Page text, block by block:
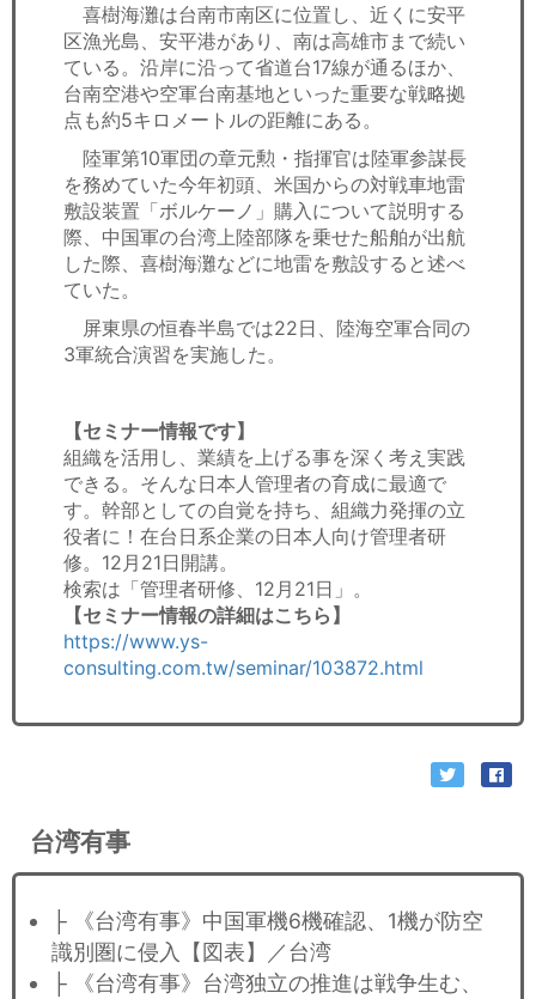
喜樹海灘は台南市南区に位置し、近くに安平
区漁光島、安平港があり、南は高雄市まで続い
ている。沿岸に沿って省道台17線が通るほか、
台南空港や空軍台南基地といった重要な戦略拠
点も約5キロメートルの距離にある。
陸軍第10軍団の章元勲・指揮官は陸軍参謀長
を務めていた今年初頭、米国からの対戦車地雷
敷設装置「ボルケーノ」購入について説明する
際、中国軍の台湾上陸部隊を乗せた船舶が出航
した際、喜樹海灘などに地雷を敷設すると述べ
ていた。
屏東県の恒春半島では22日、陸海空軍合同の
3軍統合演習を実施した。
【セミナー情報です】
組織を活用し、業績を上げる事を深く考え実践
できる。そんな日本人管理者の育成に最適で
す。幹部としての自覚を持ち、組織力発揮の立
役者に！在台日系企業の日本人向け管理者研
修。12月21日開講。
検索は「管理者研修、12月21日」。
【セミナー情報の詳細はこちら】
https://www.ys-
consulting.com.tw/seminar/103872.html
台湾有事
├ 《台湾有事》中国軍機6機確認、1機が防空
識別圏に侵入【図表】／台湾
├ 《台湾有事》台湾独立の推進は戦争生む、